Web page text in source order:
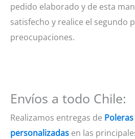
pedido elaborado y de esta
satisfecho y realice el segundo
preocupaciones.
Envíos a todo Chile:
Realizamos entregas de
personalizadas en las